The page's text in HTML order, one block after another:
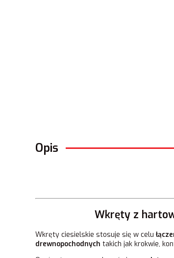
Opis
Wkręty z
Wkręty ciesielskie stosuje się w celu
drewnopochodnych takich jak krokwie,